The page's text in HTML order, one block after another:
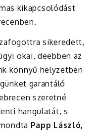
kikapcsolódást
sikeredett,
okai, deebben az
könnyű helyzetben
garantáló
szeretné
hangulatát, s
Papp László,